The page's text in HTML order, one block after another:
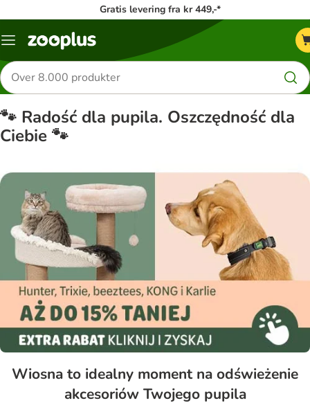
Gratis levering fra kr 449,-*
Menu
Søg
efter
produkter
🐾 Radość dla pupila. Oszczędność dla
Ciebie 🐾
Wiosna to idealny moment na odświeżenie
akcesoriów Twojego pupila